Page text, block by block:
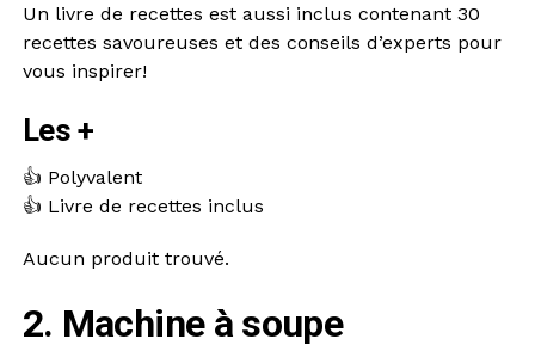
Un livre de recettes est aussi inclus contenant 30
recettes savoureuses et des conseils d’experts pour
vous inspirer!
Les +
👍 Polyvalent
👍 Livre de recettes inclus
Aucun produit trouvé.
2. Machine à soupe